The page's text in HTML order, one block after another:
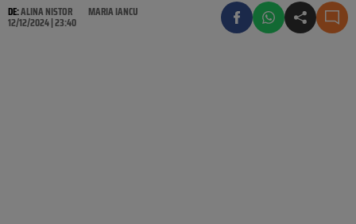
DE:ALINA NISTOR MARIA IANCU
12/12/2024 | 23:40